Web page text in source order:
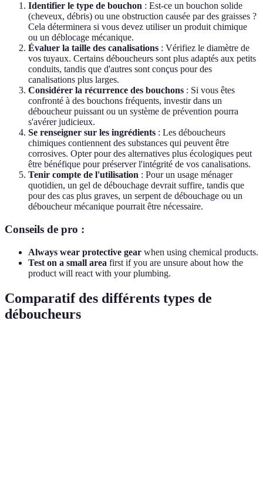
Identifier le type de bouchon : Est-ce un bouchon solide
(cheveux, débris) ou une obstruction causée par des graisses ?
Cela déterminera si vous devez utiliser un produit chimique
ou un déblocage mécanique.
Évaluer la taille des canalisations : Vérifiez le diamètre de
vos tuyaux. Certains déboucheurs sont plus adaptés aux petits
conduits, tandis que d'autres sont conçus pour des
canalisations plus larges.
Considérer la récurrence des bouchons : Si vous êtes
confronté à des bouchons fréquents, investir dans un
déboucheur puissant ou un système de prévention pourra
s'avérer judicieux.
Se renseigner sur les ingrédients : Les déboucheurs
chimiques contiennent des substances qui peuvent être
corrosives. Opter pour des alternatives plus écologiques peut
être bénéfique pour préserver l'intégrité de vos canalisations.
Tenir compte de l'utilisation : Pour un usage ménager
quotidien, un gel de débouchage devrait suffire, tandis que
pour des cas plus graves, un serpent de débouchage ou un
déboucheur mécanique pourrait être nécessaire.
Conseils de pro :
Always wear protective gear when using chemical products.
Test on a small area first if you are unsure about how the
product will react with your plumbing.
Comparatif des différents types de
déboucheurs